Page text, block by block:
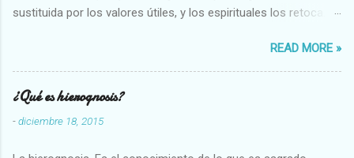
sustituida por los valores útiles, y los espirituales los retoca.
Abundante-Escaso,etc 2 VITALES Sano-Enfermo Selecto-
Vulgar Enérgico-Inerte Fuerte-Débil,etc. 3 ESPIRITUALES a)
Intelectuales Conocimiento-Error Exacto-Aproximado
Evidente-Probable,etc b) Morales Bueno-malo Bondadoso-
malvado Justo-Injusto Escrupuloso-Relajado Leal-Desleal,etc.
READ MORE »
¿Qué es hierognosis?
-diciembre 18, 2015